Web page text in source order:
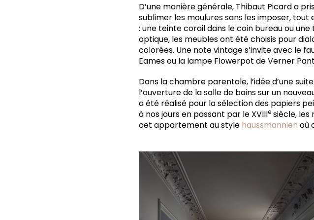
D’une manière générale, Thibaut Picard a
sublimer les moulures sans les imposer,
: une teinte corail dans le coin bureau ou
optique, les meubles ont été choisis pour
colorées. Une note vintage s’invite avec le
Eames ou la lampe Flowerpot de Verner
Dans la chambre parentale, l’idée d’une
l’ouverture de la salle de bains sur un
a été réalisé pour la sélection des papiers
à nos jours en passant par le XVIIIe siècle,
cet appartement au style haussmannien où